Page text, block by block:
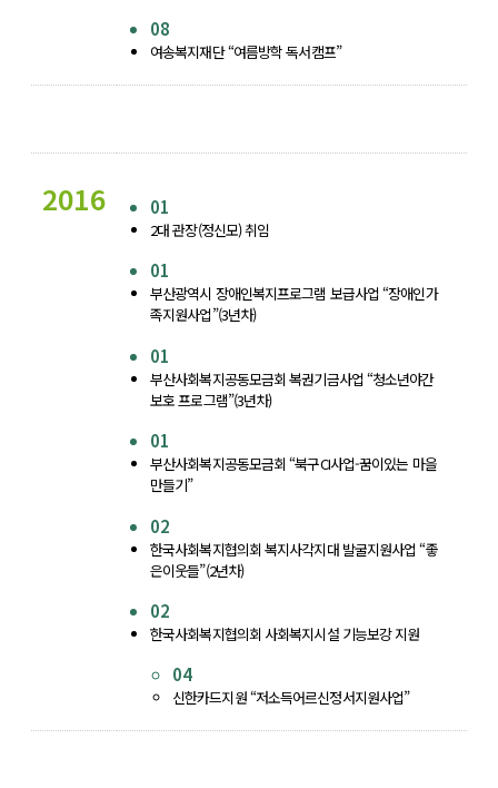
08
여송복지재단 “여름방학 독서캠프”
2016 01
2대 관장(정신모) 취임
01
부산광역시 장애인복지프로그램 보급사업 “장애인가
족지원사업”(3년차)
01
부산사회복지공동모금회 복권기금사업 “청소년야간
보호 프로그램”(3년차)
01
부산사회복지공동모금회 “북구CI사업-꿈이있는 마을
만들기”
02
한국사회복지협의회 복지사각지대 발굴지원사업 “좋
은이웃들”(2년차)
02
한국사회복지협의회 사회복지시설 기능보강 지원
04
신한카드지원 “저소득어르신정서지원사업”